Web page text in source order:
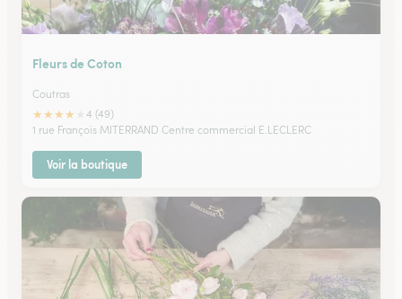
Fleurs de Coton
Coutras
★★★★
4 (49)
1 rue François MITERRAND Centre commercial E.LECLERC
Voir la boutique